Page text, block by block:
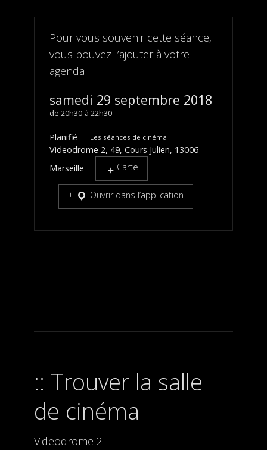
Pour vous souvenir cette séance,
vous pouvez l’ajouter à votre
agenda
samedi 29 septembre 2018
20h30 22h30
Planifié Les séances de cinéma
Videodrome 2, 49, Cours Julien, 13006
Marseille
Carte
Ouvrir dans l’application
Trouver la salle
de cinéma
Videodrome 2